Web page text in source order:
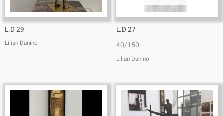
L.D 29
Lilian Danino
L.D 27
40/150
Lilian Danino